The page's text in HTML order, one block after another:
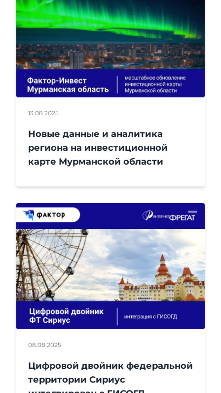
13.08.2025
Новые данные и аналитика
региона на инвестиционной
карте Мурманской области
08.08.2025
Цифровой двойник федеральной
территории Сириус